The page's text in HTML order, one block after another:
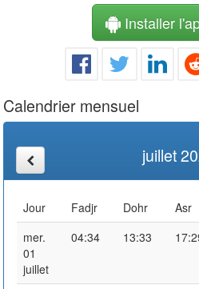
Installer
Calendrier mensuel
juillet
Jour Fadjr Dohr Asr
mer.
01
juillet
04:34 13:33